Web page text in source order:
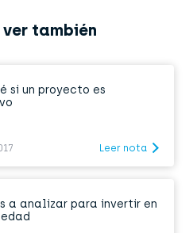
ver también
si un proyecto es
Leer nota
a analizar para invertir en